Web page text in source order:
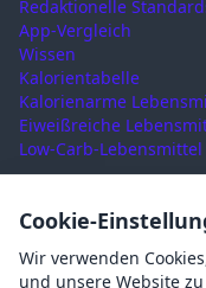
Redaktionelle
App-Vergleich
Wissen
Kalorientabelle
Kalorienarme
Eiweißreiche
Low-Carb-Lebensmittel
RECHTLICHES
Nutzungsbedingungen
Datenschutz
Impressum
Cookie-
Wir verwenden
und unsere Website